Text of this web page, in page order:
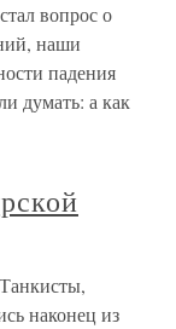
вопрос о
наши
падения
думать: а как
наконец из